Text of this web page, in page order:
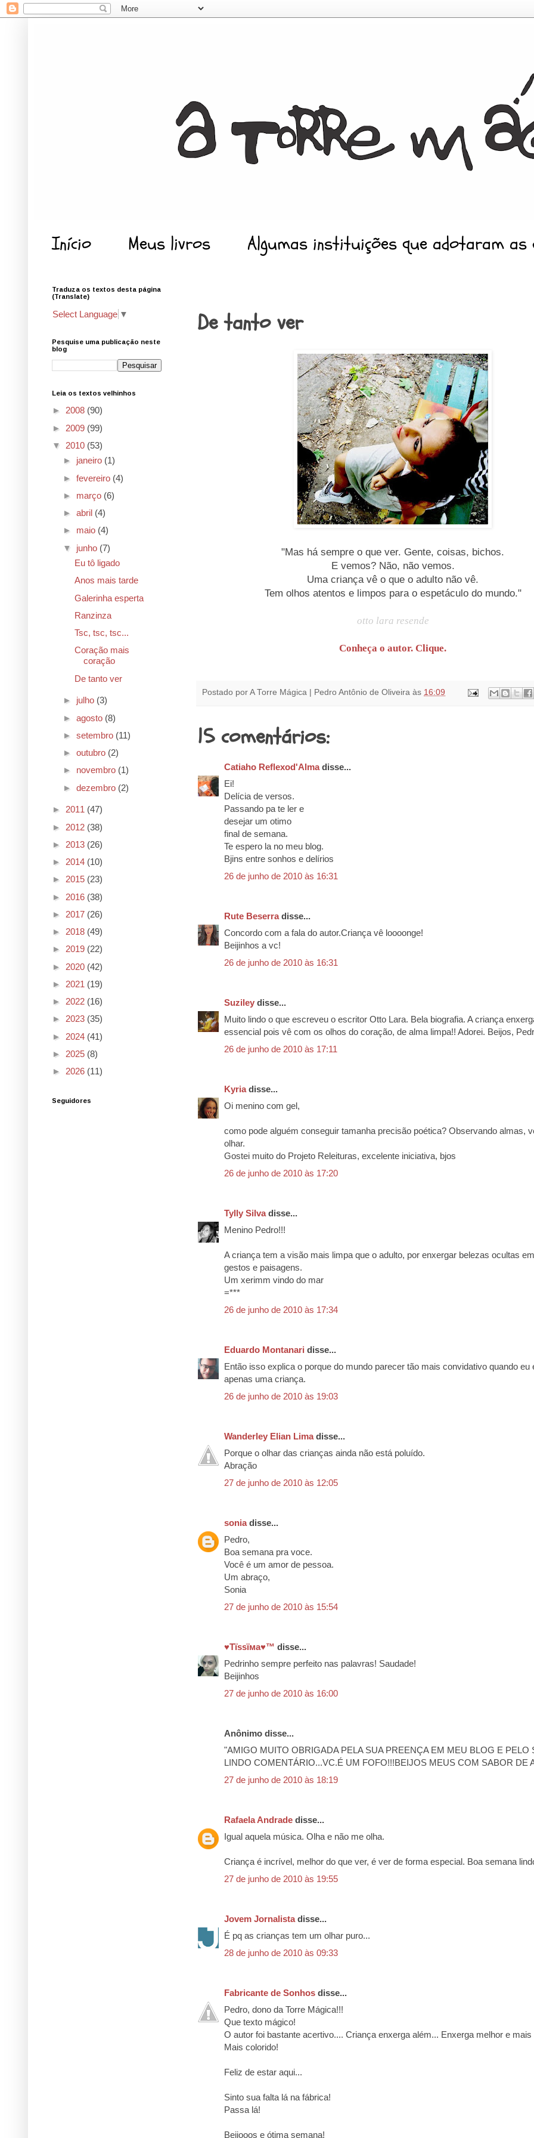
Início Meus livros Algumas instituições que adotaram
De tanto ver
"Mas há sempre o que ver. Gente, coisas, bichos.
E vemos? Não, não vemos.
Uma criança vê o que o adulto não vê.
Tem olhos atentos e limpos para o espetáculo do mundo."
otto lara resende
Conheça o autor. Clique.
Postado por A Torre Mágica | Pedro Antônio de Oliveira às 16:09
15 comentários:
Catiaho Reflexod'Almadisse...
Ei!
Delícia de versos.
Passando pa te ler e
desejar um otimo
final de semana.
Te espero la no meu blog.
Bjins entre sonhos e delírios
26 de junho de 2010 às 16:31
Rute Beserradisse...
Concordo com a fala do autor.Criança vê loooonge!
Beijinhos a vc!
26 de junho de 2010 às 16:31
Suziley disse...
Muito lindo o que escreveu o escritor Otto Lara. Bela biografia. A criança
essencial pois vê com os olhos do coração, de alma limpa!! Adorei. Beijos,
26 de junho de 2010 às 17:11
Kyriadisse...
Oi menino com gel,
como pode alguém conseguir tamanha precisão poética? Observando almas,
olhar.
Gostei muito do Projeto Releituras, excelente iniciativa, bjos
26 de junho de 2010 às 17:20
Tylly Silvadisse...
Menino Pedro!!!
A criança tem a visão mais limpa que o adulto, por enxergar belezas ocultas
gestos e paisagens.
Um xerimm vindo do mar
=***
26 de junho de 2010 às 17:34
Eduardo Montanari disse...
Então isso explica o porque do mundo parecer tão mais convidativo quando eu
apenas uma criança.
26 de junho de 2010 às 19:03
Wanderley Elian Limadisse...
Porque o olhar das crianças ainda não está poluído.
Abração
27 de junho de 2010 às 12:05
soniadisse...
Pedro,
Boa semana pra voce.
Você é um amor de pessoa.
Um abraço,
Sonia
27 de junho de 2010 às 15:54
♥Тїѕѕїмa♥™ disse...
Pedrinho sempre perfeito nas palavras! Saudade!
Beijinhos
27 de junho de 2010 às 16:00
Anônimo disse...
"AMIGO MUITO OBRIGADA PELA SUA PREENÇA EM MEU BLOG E PELO
LINDO COMENTÁRIO...VC.É UM FOFO!!!BEIJOS MEUS COM SABOR DE
27 de junho de 2010 às 18:19
Rafaela Andrade disse...
Igual aquela música. Olha e não me olha.
Criança é incrível, melhor do que ver, é ver de forma especial. Boa semana
27 de junho de 2010 às 19:55
Jovem Jornalistadisse...
É pq as crianças tem um olhar puro...
28 de junho de 2010 às 09:33
Fabricante de Sonhos disse...
Pedro, dono da Torre Mágica!!!
Que texto mágico!
O autor foi bastante acertivo.... Criança enxerga além... Enxerga melhor e mais
Mais colorido!
Feliz de estar aqui...
Sinto sua falta lá na fábrica!
Passa lá!
Beijooos e ótima semana!
Traduza os textos desta página
(Translate)
Select Language ▼
Pesquise uma publicação neste
blog
Leia os textos velhinhos
► 2008 (90)
► 2009 (99)
▼ 2010 (53)
► janeiro (1)
► fevereiro (4)
► março (6)
► abril (4)
► maio (4)
▼ junho (7)
Eu tô ligado
Anos mais tarde
Galerinha esperta
Ranzinza
Tsc, tsc, tsc...
Coração mais
coração
De tanto ver
► julho (3)
► agosto (8)
► setembro (11)
► outubro (2)
► novembro (1)
► dezembro (2)
► 2011 (47)
► 2012 (38)
► 2013 (26)
► 2014 (10)
► 2015 (23)
► 2016 (38)
► 2017 (26)
► 2018 (49)
► 2019 (22)
► 2020 (42)
► 2021 (19)
► 2022 (16)
► 2023 (35)
► 2024 (41)
► 2025 (8)
► 2026 (11)
Seguidores